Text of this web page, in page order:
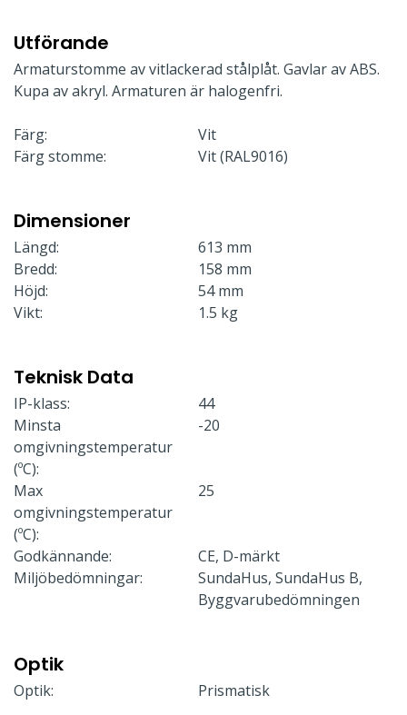
Utförande
Armaturstomme av vitlackerad stålplåt. Gavlar av ABS.
Kupa av akryl. Armaturen är halogenfri.
Färg:
Vit
Färg stomme:
Vit (RAL9016)
Dimensioner
Längd:
613 mm
Bredd:
158 mm
Höjd:
54 mm
Vikt:
1.5 kg
Teknisk Data
IP-klass:
44
Minsta
omgivningstemperatur
(ºC):
-20
Max
omgivningstemperatur
(ºC):
25
Godkännande:
CE, D-märkt
Miljöbedömningar:
SundaHus, SundaHus B,
Byggvarubedömningen
Optik
Optik: Prismatisk